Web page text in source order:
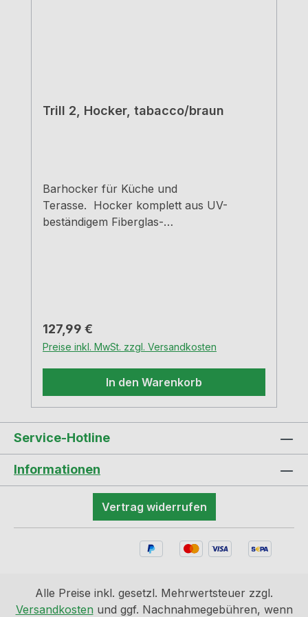
Trill 2, Hocker, tabacco/braun
Barhocker für Küche und
Terasse. Hocker komplett aus UV-
beständigem Fiberglas-
Fußkappen platzsparend stapelbar leicht
zu transportieren belastbar bis ca. 150
kg pflegeleicht und langlebig entspricht
der Norm UNI EN 581/1/2–UNI EN
16139 Gesamthöhe 85,5 cm, Sitztiefe 39,5
cm, Sitzbreite 37 cm, Sitzhöhe 65 cm
Regulärer Preis:
127,99 €
Preise inkl. MwSt. zzgl. Versandkosten
In den Warenkorb
Service-Hotline
Informationen
Vertrag widerrufen
Alle Preise inkl. gesetzl. Mehrwertsteuer zzgl.
Versandkosten und ggf. Nachnahmegebühren, wenn